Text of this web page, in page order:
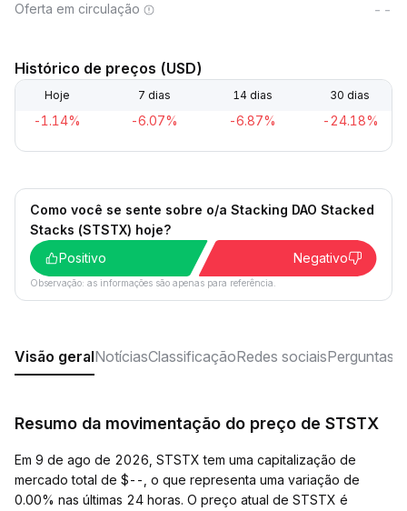
Oferta em circulação --
Histórico de preços (USD)
Hoje 7 dias 14 dias 30 dias
-1.14% -6.07% -6.87% -24.18%
Como você se sente sobre o/a Stacking DAO Stacked
Stacks (STSTX) hoje?
Positivo
Negativo
Observação: as informações são apenas para referência.
Visão geralNotíciasClassificaçãoRedes sociaisPerguntas
Resumo da movimentação do preço de STSTX
Em 9 de ago de 2026, STSTX tem uma capitalização de
mercado total de $--, o que representa uma variação de
0.00% nas últimas 24 horas. O preço atual de STSTX é